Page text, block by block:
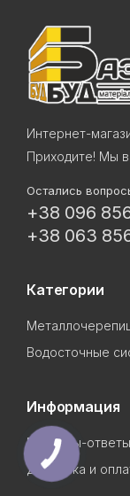
Интернет-
Приходите! Мы
Остались
+38 096
+38 063
Категории
Водосточные
Информация
Вопросы-ответы
Доставка и